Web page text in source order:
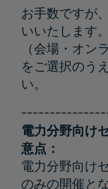
お手数ですが
いいたします
（会場・オン
をご選択のう
い。
電力分野向け
意点：
電力分野向け
のみの開催と